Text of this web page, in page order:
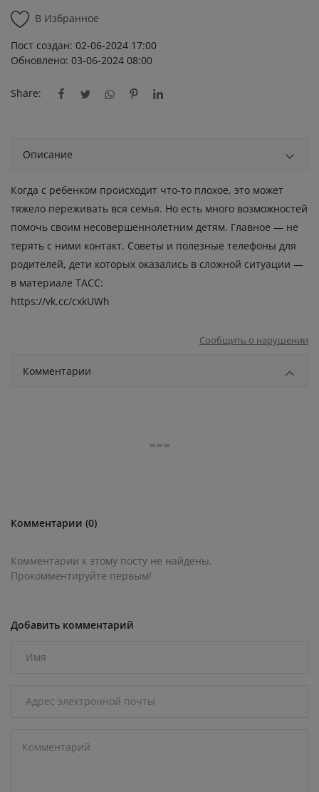
В Избранное
Пост создан: 02-06-2024 17:00
Обновлено: 03-06-2024 08:00
Share:
Описание
Когда с ребенком происходит что-то плохое, это может
тяжело переживать вся семья. Но есть много возможностей
помочь своим несовершеннолетним детям. Главное — не
терять с ними контакт. Советы и полезные телефоны для
родителей, дети которых оказались в сложной ситуации —
в материале ТАСС:
https://vk.cc/cxkUWh
Сообщить о нарушении
Комментарии
Комментарии (0)
Комментарии к этому посту не найдены.
Прокомментируйте первым!
Добавить комментарий